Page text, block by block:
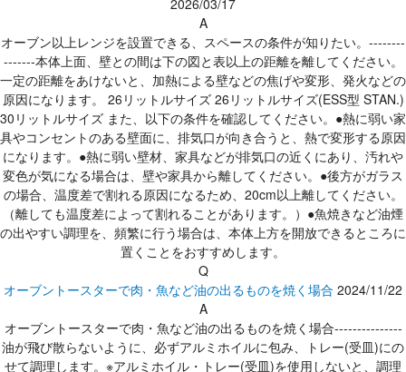
2026/03/17
A
オーブン以上レンジを設置できる、スペースの条件が知りたい。--------
-------本体上面、壁との間は下の図と表以上の距離を離してください。
一定の距離をあけないと、加熱による壁などの焦げや変形、発火などの
原因になります。 26リットルサイズ 26リットルサイズ(ESS型 STAN.)
30リットルサイズ また、以下の条件を確認してください。●熱に弱い家
具やコンセントのある壁面に、排気口が向き合うと、熱で変形する原因
になります。●熱に弱い壁材、家具などが排気口の近くにあり、汚れや
変色が気になる場合は、壁や家具から離してください。●後方がガラス
の場合、温度差で割れる原因になるため、20cm以上離してください。
（離しても温度差によって割れることがあります。）●魚焼きなど油煙
の出やすい調理を、頻繁に行う場合は、本体上方を開放できるところに
置くことをおすすめします。
Q
オーブントースターで肉・魚など油の出るものを焼く場合 2024/11/22
A
オーブントースターで肉・魚など油の出るものを焼く場合---------------
油が飛び散らないように、必ずアルミホイルに包み、トレー(受皿)にの
せて調理します。※アルミホイル・トレー(受皿)を使用しないと、調理